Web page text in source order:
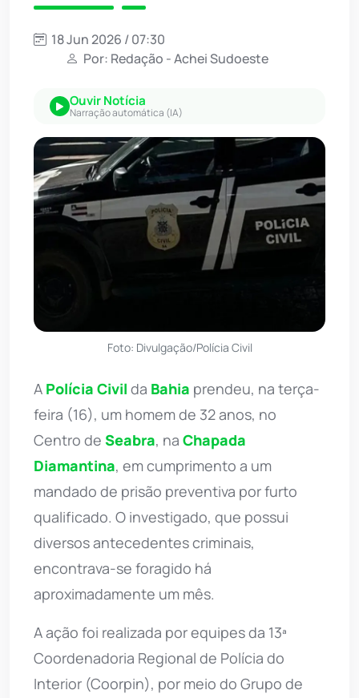
18 Jun 2026 / 07:30
Por: Redação - Achei Sudoeste
Ouvir Notícia
Narração automática (IA)
Foto: Divulgação/Polícia Civil
A Polícia Civil da Bahia prendeu, na terça-
feira (16), um homem de 32 anos, no
Centro de Seabra, na Chapada
Diamantina, em cumprimento a um
mandado de prisão preventiva por furto
qualificado. O investigado, que possui
diversos antecedentes criminais,
encontrava-se foragido há
aproximadamente um mês.
A ação foi realizada por equipes da 13ª
Coordenadoria Regional de Polícia do
Interior (Coorpin), por meio do Grupo de